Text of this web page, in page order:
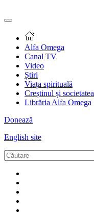
Alfa Omega
Canal TV
Video
Știri
Viața spirituală
Creștinul și societatea
Librăria Alfa Omega
Donează
English site